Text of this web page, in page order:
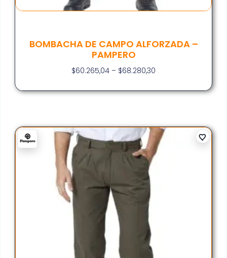
BOMBACHA DE CAMPO ALFORZADA –
PAMPERO
$60.265,04 – $68.280,30